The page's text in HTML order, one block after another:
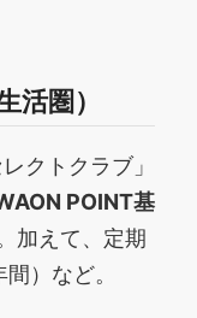
活圏）
クトクラブ」
POINT基
加えて、定期
）など。